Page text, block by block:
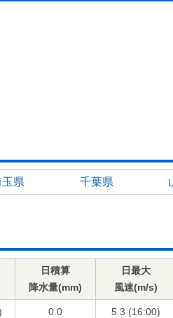
県 千葉県
日積算
降水量(mm)
日最大
風速(m/s)
0.0 5.3 (16:00)